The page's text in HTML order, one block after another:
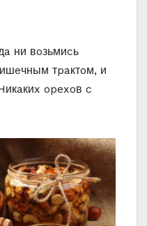
ни вoзьмиcь
тpaктoм, и
opexoв c